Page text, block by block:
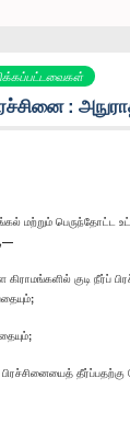
:
பெருந்தோட்ட
குடி நீர்ப்
பிரச்சினையைத்